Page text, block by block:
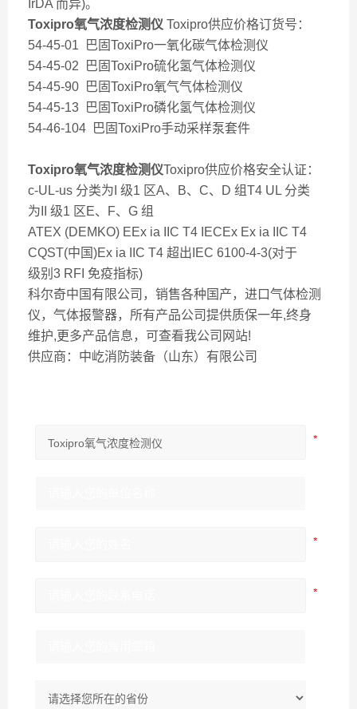
IrDA 而异)。
Toxipro氧气浓度检测仪 Toxipro供应价格订货号：
54-45-01 巴固ToxiPro一氧化碳气体检测仪
54-45-02 巴固ToxiPro硫化氢气体检测仪
54-45-90 巴固ToxiPro氧气气体检测仪
54-45-13 巴固ToxiPro磷化氢气体检测仪
54-46-104 巴固ToxiPro手动采样泵套件
Toxipro氧气浓度检测仪Toxipro供应价格安全认证：
c-UL-us 分类为I 级1 区A、B、C、D 组T4 UL 分类
为II 级1 区E、F、G 组
ATEX (DEMKO) EEx ia IIC T4 IECEx Ex ia IIC T4
CQST(中国)Ex ia IIC T4 超出IEC 6100-4-3(对于
级别3 RFI 免疫指标)
科尔奇中国有限公司，销售各种国产，进口气体检测
仪，气体报警器，所有产品公司提供质保一年,终身
维护,更多产品信息，可查看我公司网站!
供应商：中屹消防装备（山东）有限公司